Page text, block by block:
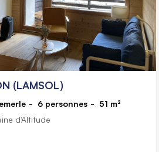
(LAMSOL)
6 personnes 51 m²
d'Altitude